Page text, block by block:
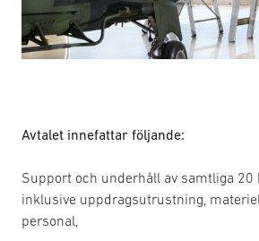
Avtalet innefattar följande:
Support och underhåll av samtliga 20
inklusive uppdragsutrustning,
personal,